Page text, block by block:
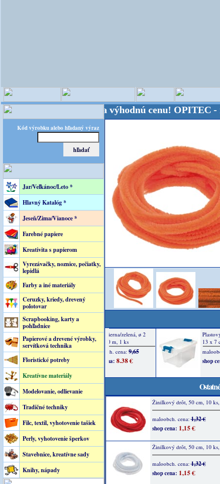
Kód výrobku alebo hľadaný výraz
Jar/Veľkánoc/Leto *
Hlavný Katalóg *
Jeseň/Zima/Vianoce *
Farebné papiere
Kreativita s papierom
Vyrezávačky, noznice, pečiatky,
lepidlá
Farby a iné materiály
Ceruzky, kriedy, drevený
polotovar
Scrapbooking, karty a
pohľadnice
Papierové a drevené výrobky,
servítková technika
Floristické potreby
Kreatívne materiály
Modelovanie, odlievanie
Tradičné techniky
Filc, textil, vyhotovenie tašiek
Perly, vyhotovenie šperkov
Stavebnice, kreatívne sady
Knihy, nápady
- Kvalita za výhodnú cenu! OPITEC -
Žinilkový drôt, 50 cm, 10
maloobch. cena:1,32 €
shop cena: 1,15 €
Žinilkový drôt, 50 cm, 10
maloobch. cena:1,32 €
shop cena: 1,15 €